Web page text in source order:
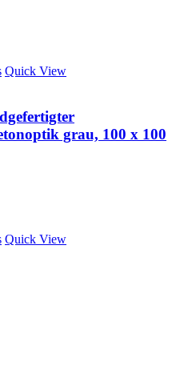
Quick View
grau, 100 x 100
Quick View